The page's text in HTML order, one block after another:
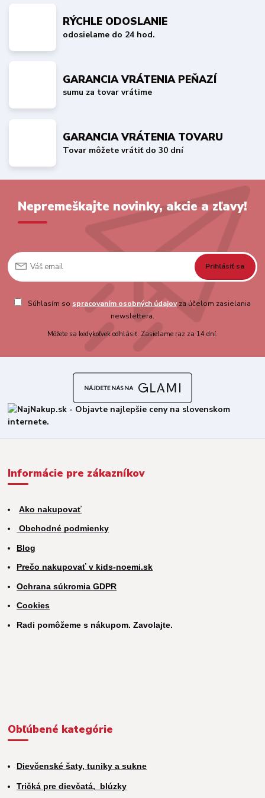
RÝCHLE ODOSLANIE
odosielame do 24 hod.
GARANCIA VRÁTENIA PEŇAZÍ
sumu za tovar vrátime
GARANCIA VRÁTENIA TOVARU
Tovar môžete vrátiť do 30 dní
Nepremeškajte novinky, akcie a zľavy!
Prihlásiť sa
Súhlasím so spracovaním osobných údajovza účelom zasielania
newslettera.
Môžete sa kedykoľvek odhlásiť. Zasielame raz za 14 dní.
Informácie pre zákazníkov
Ako nakupovať
Obchodné podmienky
Blog
Prečo nakupovať v kids-noemi.sk
Ochrana súkromia GDPR
Cookies
Radi pomôžeme s nákupom. Zavolajte.
Obľúbené kategórie
Dievčenské šaty, tuniky a sukne
Tričká pre dievčatá, blúzky